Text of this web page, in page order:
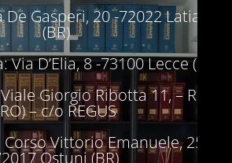
Gasperi, 20 -72022 Latiano
(BR)
D’Elia, 8 -73100 Lecce (LE)
Giorgio Ribotta 11, – Roma
– c/o REGUS
Vittorio Emanuele, 250 –
Ostuni (BR)